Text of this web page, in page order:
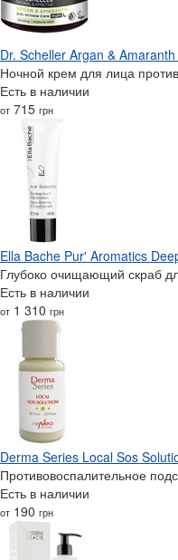
Dr. Scheller Argan &
Ночной крем для лица
Есть в наличии
от 715 грн
Ella Bache Pur' Aromatics
Глубоко очищающий скраб
Есть в наличии
от 1 310 грн
Derma Series Local Sos
Противовоспалительное
Есть в наличии
от 190 грн